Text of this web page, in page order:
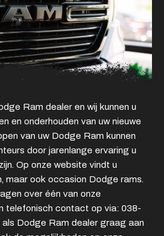
en
Ram dealer en wij kunnen u
en onderhouden van uw nieuwe
van uw Dodge Ram kunnen
door jarenlange ervaring u
Op onze website vindt u
maar ook occasion Dodge rams.
over één van onze
telefonisch contact op via: 038-
als Dodge Ram dealer graag aan